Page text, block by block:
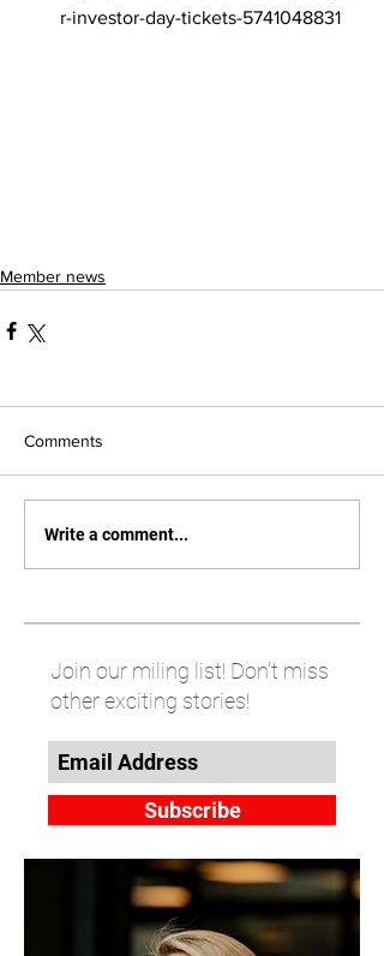
r-investor-day-tickets-5741048831
Member news
Comments
Write a comment...
Join our miling list! Don't miss
other exciting stories!
Subscribe